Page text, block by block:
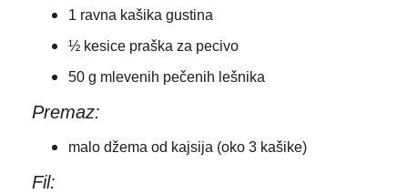
1 ravna kašika gustina
½ kesice praška za pecivo
50 g mlevenih pečenih lešnika
Premaz:
malo džema od kajsija (oko 3 kašike)
Fil: